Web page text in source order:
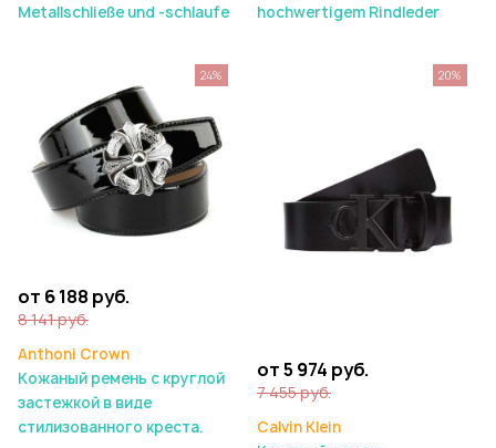
Metallschließe und -schlaufe
hochwertigem Rindleder
от 6 188 руб.
8 141 руб.
Anthoni Crown
Кожаный ремень с круглой
застежкой в виде
стилизованного креста.
24%
от 5 974 руб.
7 455 руб.
Calvin Klein
20%